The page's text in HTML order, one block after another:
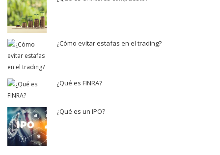
¿Cómo evitar estafas en el trading?
¿Qué es FINRA?
¿Qué es un IPO?